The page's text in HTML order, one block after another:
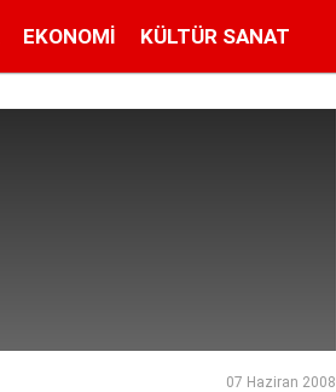
EKONOMI KÜLTÜR SANAT
07 Haziran 2008